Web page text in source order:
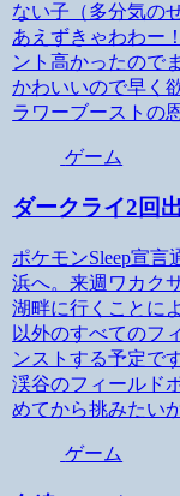
ない子（多分気の
あえずきゃわわー
ント高かったの
かわいいので早く
ラワーブーストの
ゲーム
ダークライ2回
ポケモンSleep宣
浜へ。来週ワカク
湖畔に行くことに
以外のすべてのフ
ンストする予定で
渓谷のフィールド
めてから挑みたい
ゲーム